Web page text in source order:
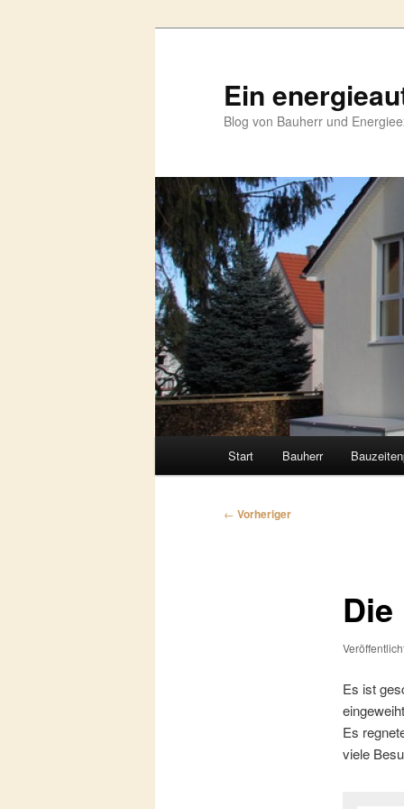
Ein
Blog von Bauherr und
Start Bauherr
Beitragsnavigation
← Vorheriger
Es ist
Es
viele